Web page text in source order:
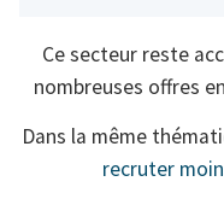
Ce secteur reste
nombreuses offres
Dans la même
recruter